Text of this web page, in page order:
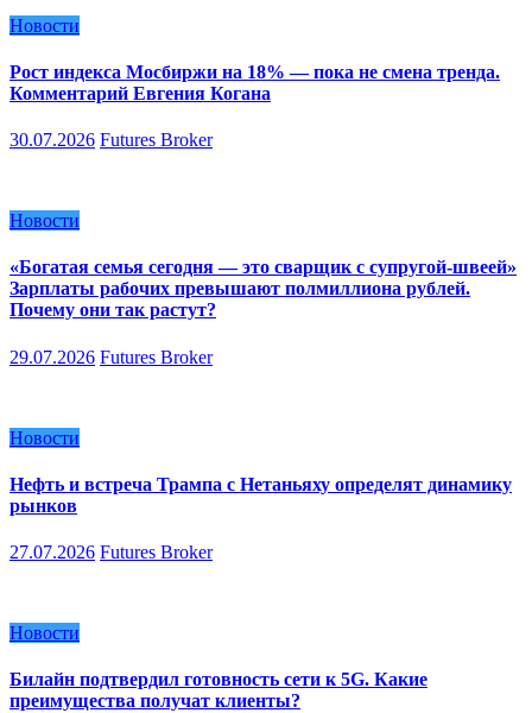
Новости
Рост индекса Мосбиржи на 18% — пока не смена тренда.
Комментарий Евгения Когана
30.07.2026 Futures Broker
Новости
«Богатая семья сегодня — это сварщик с супругой-швеей»
Зарплаты рабочих превышают полмиллиона рублей.
Почему они так растут?
29.07.2026 Futures Broker
Новости
Нефть и встреча Трампа с Нетаньяху определят динамику
рынков
27.07.2026 Futures Broker
Новости
Билайн подтвердил готовность сети к 5G. Какие
преимущества получат клиенты?